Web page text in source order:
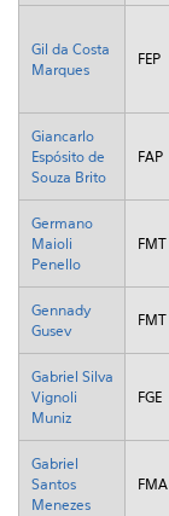
Gil da Costa
Marques
FEP
Giancarlo
Espósito de
Souza Brito
FAP
Germano
Maioli
Penello
FMT
Gennady
Gusev
FMT
Gabriel Silva
Vignoli
Muniz
FGE
Gabriel
Santos
Menezes
FMA